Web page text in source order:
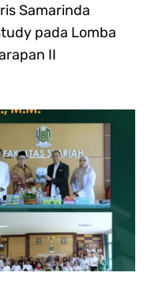
Samarinda
pada Lomba
II